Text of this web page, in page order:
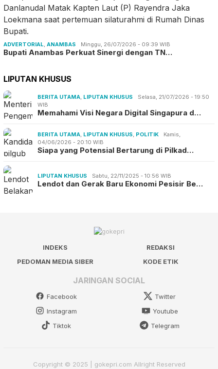
ADVERTORIAL, ANAMBAS Minggu, 26/07/2026 - 09:39 WIB
Bupati Anambas Perkuat Sinergi dengan TN…
LIPUTAN KHUSUS
BERITA UTAMA, LIPUTAN KHUSUS
Selasa, 21/07/2026 - 19:50
WIB
Memahami Visi Negara Digital Singapura d…
BERITA UTAMA, LIPUTAN KHUSUS, POLITIK
Kamis,
04/06/2026 - 20:10 WIB
Siapa yang Potensial Bertarung di Pilkad…
LIPUTAN KHUSUS Sabtu, 22/11/2025 - 10:56 WIB
Lendot dan Gerak Baru Ekonomi Pesisir Be…
INDEKS
REDAKSI
PEDOMAN MEDIA SIBER
KODE ETIK
JARINGAN SOCIAL
Facebook
Twitter
Instagram
Youtube
Tiktok
Telegram
Copyright © 2025 | gokepri.com Allright Reserved